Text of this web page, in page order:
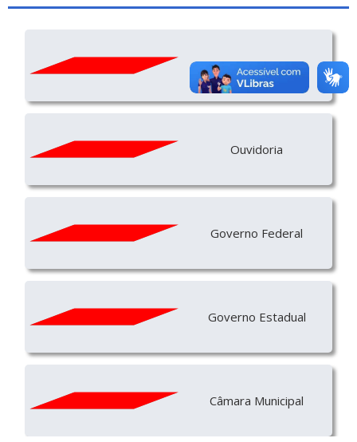
Licitação
Ouvidoria
Governo Federal
Governo Estadual
Câmara Municipal